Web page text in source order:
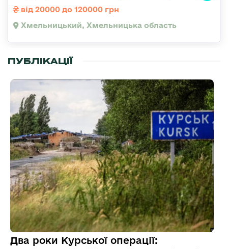
від 20000 до 120000 грн
Хмельницький, Хмельницька область
ПУБЛІКАЦІЇ
Два роки Курської операції: